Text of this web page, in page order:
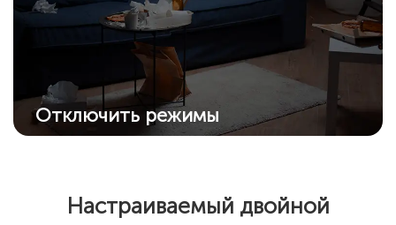
Отключить режимы
Отключите все режимы ночного видения,
Настраиваемый двойной